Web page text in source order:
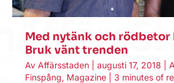
Med nytänk och rödbetor
Bruk vänt trenden
Av Affärsstaden augusti 17, 2018
Finspång, Magazine 3 minutes of